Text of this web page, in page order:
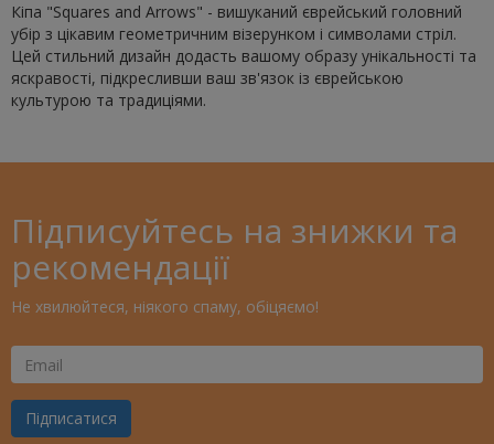
Кіпа "Squares and Arrows" - вишуканий єврейський головний
убір з цікавим геометричним візерунком і символами стріл.
Цей стильний дизайн додасть вашому образу унікальності та
яскравості, підкресливши ваш зв'язок із єврейською
культурою та традиціями.
Підписуйтесь на знижки та
рекомендації
Не хвилюйтеся, ніякого спаму, обіцяємо!
Ваш
Email
Підписатися